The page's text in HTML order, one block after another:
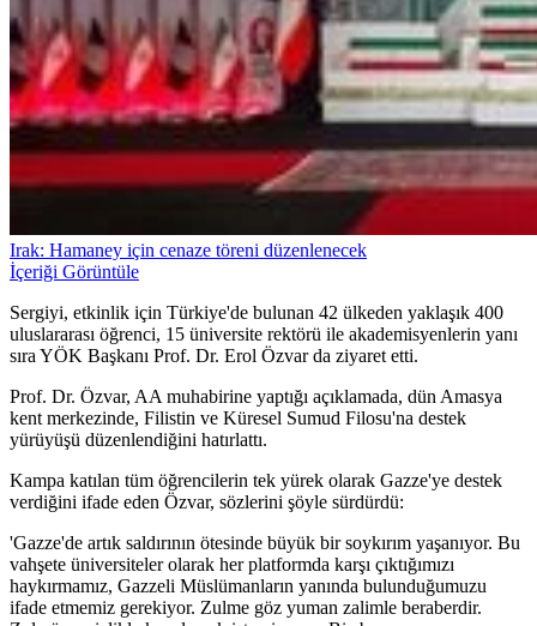
Irak: Hamaney için cenaze töreni düzenlenecek
İçeriği Görüntüle
Sergiyi, etkinlik için Türkiye'de bulunan 42 ülkeden yaklaşık 400
uluslararası öğrenci, 15 üniversite rektörü ile akademisyenlerin yanı
sıra YÖK Başkanı Prof. Dr. Erol Özvar da ziyaret etti.
Prof. Dr. Özvar, AA muhabirine yaptığı açıklamada, dün Amasya
kent merkezinde, Filistin ve Küresel Sumud Filosu'na destek
yürüyüşü düzenlendiğini hatırlattı.
Kampa katılan tüm öğrencilerin tek yürek olarak Gazze'ye destek
verdiğini ifade eden Özvar, sözlerini şöyle sürdürdü:
'Gazze'de artık saldırının ötesinde büyük bir soykırım yaşanıyor. Bu
vahşete üniversiteler olarak her platformda karşı çıktığımızı
haykırmamız, Gazzeli Müslümanların yanında bulunduğumuzu
ifade etmemiz gerekiyor. Zulme göz yuman zalimle beraberdir.